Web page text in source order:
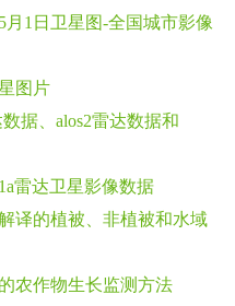
月1日卫星图-全国城市影像
图片
据、alos2雷达数据和
雷达卫星影像数据
译的植被、非植被和水域
农作物生长监测方法